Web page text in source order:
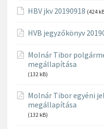
HBV jkv 20190918 (424
HVB jegyzőkönyv
Molnár Tibor
megállapítása
(132 kB)
Molnár Tibor egyéni
megállapítása
(132 kB)